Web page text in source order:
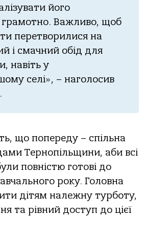
його
Важливо, щоб
перетворилися на
і смачний обід для
навіть у
селі», – наголосив
що попереду – спільна
Тернопільщини, аби всі
повністю готові до
року. Головна
дітям належну турботу,
та рівний доступ до цієї